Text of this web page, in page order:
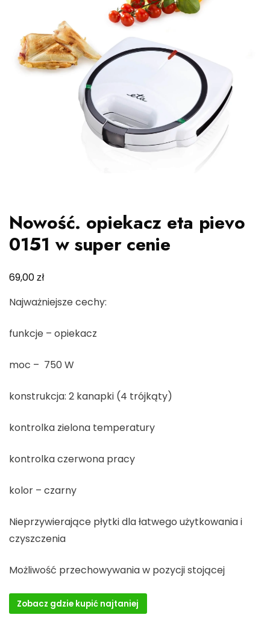
Nowość. opiekacz eta pievo
0151 w super cenie
69,00zł
Najważniejsze cechy:
funkcje – opiekacz
moc – 750 W
konstrukcja: 2 kanapki (4 trójkąty)
kontrolka zielona temperatury
kontrolka czerwona pracy
kolor – czarny
Nieprzywierające płytki dla łatwego użytkowania i
czyszczenia
Możliwość przechowywania w pozycji stojącej
Zobacz gdzie kupić najtaniej